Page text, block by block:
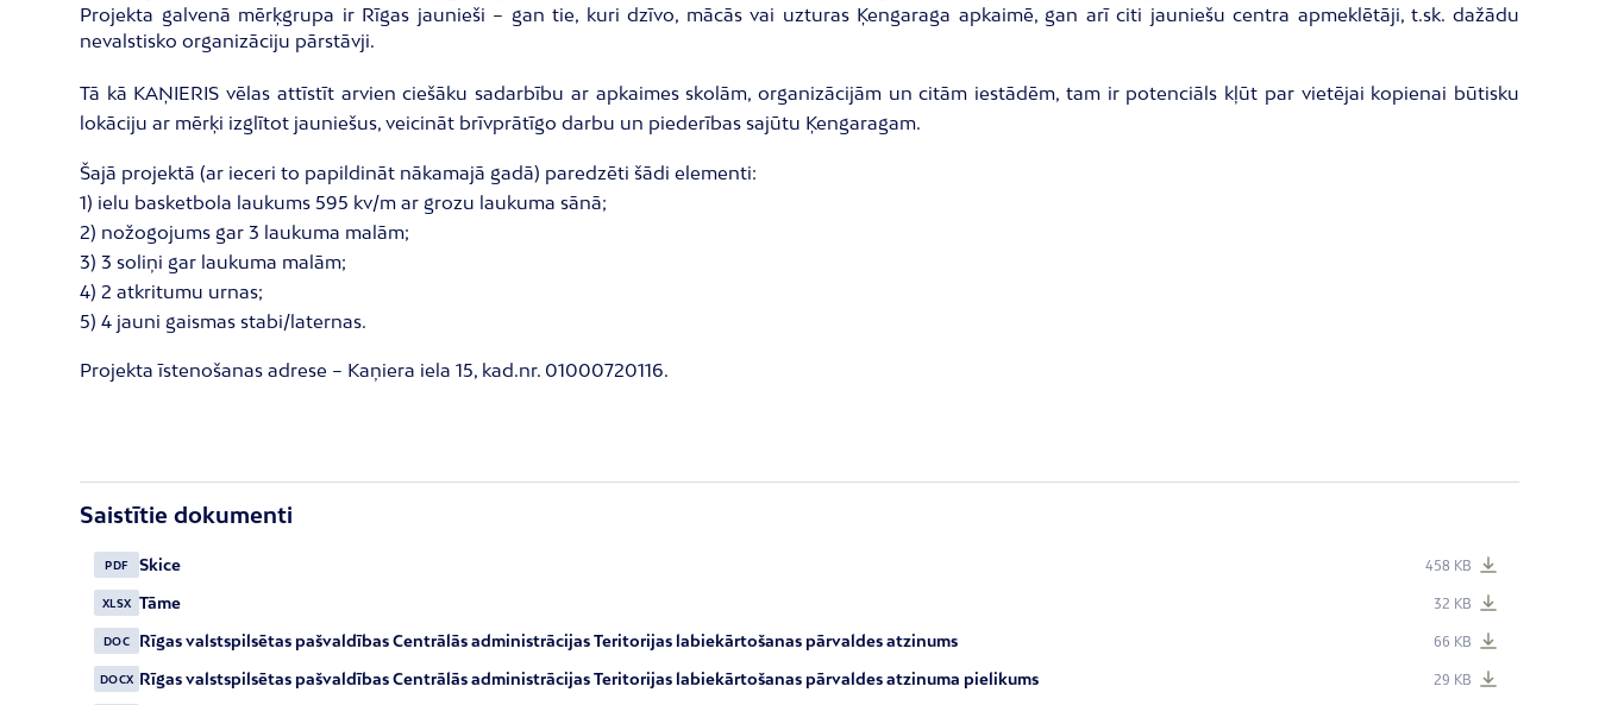
Projekta galvenā mērķgrupa ir Rīgas jaunieši – gan tie, kuri dzīvo, mācās vai uzturas Ķengaraga apkaimē, gan arī citi jauniešu centra apmeklētāji, t.sk. dažādu
nevalstisko organizāciju pārstāvji.
Tā kā KAŅIERIS vēlas attīstīt arvien ciešāku sadarbību ar apkaimes skolām, organizācijām un citām iestādēm, tam ir potenciāls kļūt par vietējai kopienai būtisku
lokāciju ar mērķi izglītot jauniešus, veicināt brīvprātīgo darbu un piederības sajūtu Ķengaragam.
Šajā projektā (ar ieceri to papildināt nākamajā gadā) paredzēti šādi elementi:
1) ielu basketbola laukums 595 kv/m ar grozu laukuma sānā;
2) nožogojums gar 3 laukuma malām;
3) 3 soliņi gar laukuma malām;
4) 2 atkritumu urnas;
5) 4 jauni gaismas stabi/laternas.
Projekta īstenošanas adrese – Kaņiera iela 15, kad.nr. 01000720116.
Saistītie dokumenti
PDF Skice 458 KB
XLSX Tāme 32 KB
DOC Rīgas valstspilsētas pašvaldības Centrālās administrācijas Teritorijas labiekārtošanas pārvaldes atzinums 66 KB
DOCX Rīgas valstspilsētas pašvaldības Centrālās administrācijas Teritorijas labiekārtošanas pārvaldes atzinuma pielikums 29 KB